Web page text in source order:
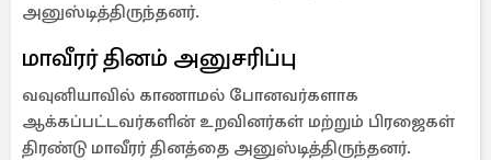
அனுஸ்டித்திருந்தனர்.
மாவீரர் தினம் அனுசரிப்பு
வவுனியாவில் காணாமல் போனவர்களாக
ஆக்கப்பட்டவர்களின் உறவினர்கள் மற்றும் பிரஜைகள்
திரண்டு மாவீரர் தினத்தை அனுஸ்டித்திருந்தனர்.